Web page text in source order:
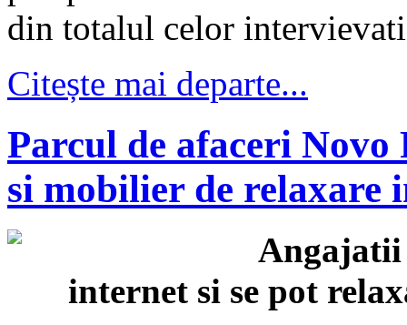
din totalul celor
Citește mai departe...
Parcul de afaceri
si mobilier de relaxare
internet si se pot